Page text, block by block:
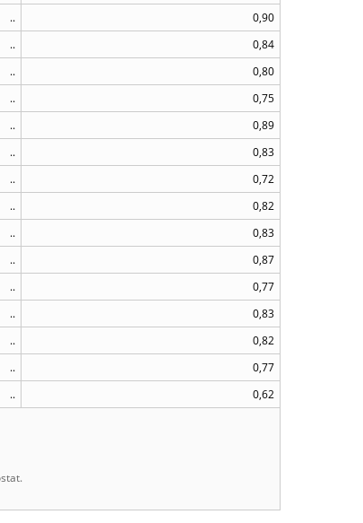
..
0,90
..
0,84
..
0,80
..
0,75
..
0,89
..
0,83
..
0,72
..
0,82
..
0,83
..
0,87
..
0,77
..
0,83
..
0,82
..
0,77
..
0,62